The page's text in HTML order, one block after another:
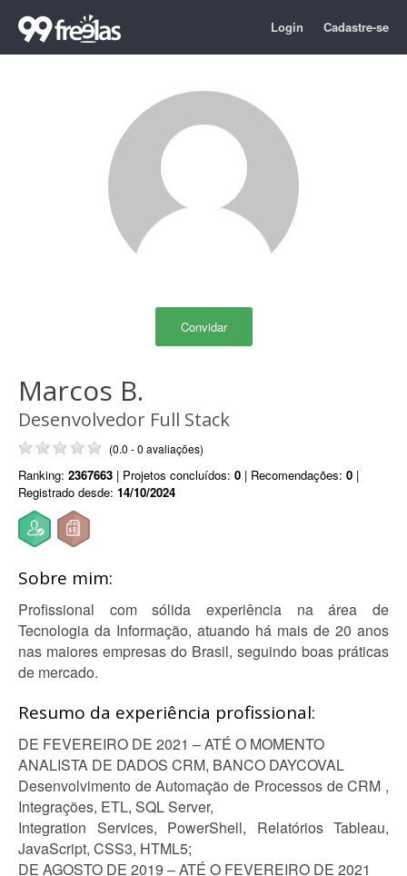
Login Cadastre-se
Convidar
Marcos B.
Desenvolvedor Full Stack
(0.0 - 0 avaliações)
Ranking: 2367663 | Projetos concluídos: 0 | Recomendações: 0 |
Registrado desde: 14/10/2024
Sobre mim:
Profissional com sólida experiência na área de
Tecnologia da Informação, atuando há mais de 20 anos
nas maiores empresas do Brasil, seguindo boas práticas
de mercado.
Resumo da experiência profissional:
DE FEVEREIRO DE 2021 – ATÉ O MOMENTO
ANALISTA DE DADOS CRM, BANCO DAYCOVAL
Desenvolvimento de Automação de Processos de CRM ,
Integrações, ETL, SQL Server,
Integration Services, PowerShell, Relatórios Tableau,
JavaScript, CSS3, HTML5;
DE AGOSTO DE 2019 – ATÉ O FEVEREIRO DE 2021